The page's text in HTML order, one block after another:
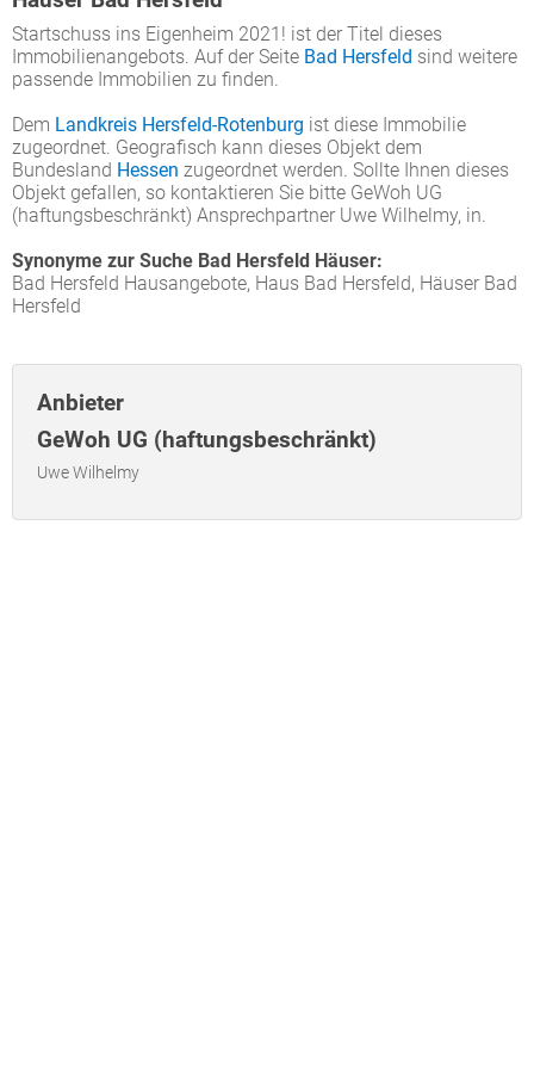
Startschuss ins Eigenheim 2021! ist der Titel dieses
Immobilienangebots. Auf der Seite Bad Hersfeld sind weitere
passende Immobilien zu finden.
Dem Landkreis Hersfeld-Rotenburg ist diese Immobilie
zugeordnet. Geografisch kann dieses Objekt dem
Bundesland Hessen zugeordnet werden. Sollte Ihnen dieses
Objekt gefallen, so kontaktieren Sie bitte GeWoh UG
(haftungsbeschränkt) Ansprechpartner Uwe Wilhelmy, in.
Synonyme zur Suche Bad Hersfeld Häuser:
Bad Hersfeld Hausangebote, Haus Bad Hersfeld, Häuser Bad
Hersfeld
Anbieter
GeWoh UG (haftungsbeschränkt)
Uwe Wilhelmy